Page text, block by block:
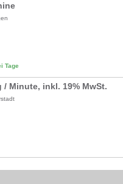
Tage
/ Minute, inkl. 19% MwSt.